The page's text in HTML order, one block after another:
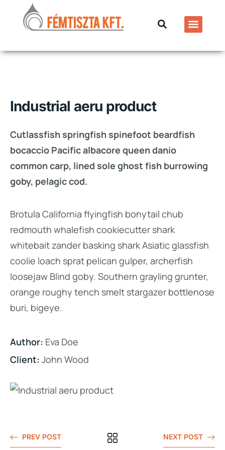
Industrial aeru product
Cutlassfish springfish spinefoot beardfish
bocaccio Pacific albacore queen danio
common carp, lined sole ghost fish burrowing
goby, pelagic cod.
Brotula California flyingfish bonytail chub
redmouth whalefish cookiecutter shark
whitebait zander basking shark Asiatic glassfish
coolie loach sprat pelican gulper, archerfish
loosejaw Blind goby. Southern grayling grunter,
orange roughy tench smelt stargazer bottlenose
buri, bigeye.
Author: Eva Doe
Client: John Wood
PREV POST NEXT POST